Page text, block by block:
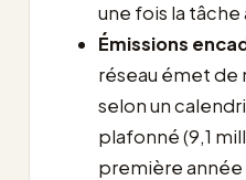
une fois la
Émissions
réseau émet de
selon un
plafonné (9,1
première année